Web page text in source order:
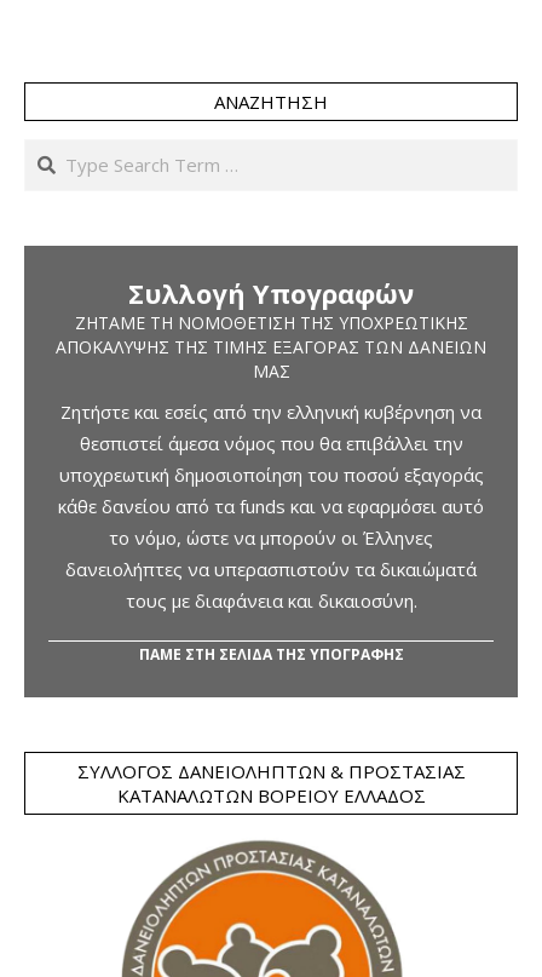
ΑΝΑΖΉΤΗΣΗ
Search
Συλλογή Υπογραφών
ΖΗΤΆΜΕ ΤΗ ΝΟΜΟΘΈΤΙΣΗ ΤΗΣ ΥΠΟΧΡΕΩΤΙΚΉΣ
ΑΠΟΚΆΛΥΨΗΣ ΤΗΣ ΤΙΜΉΣ ΕΞΑΓΟΡΆΣ ΤΩΝ ΔΑΝΕΊΩΝ
ΜΑΣ
Ζητήστε και εσείς από την ελληνική κυβέρνηση να
θεσπιστεί άμεσα νόμος που θα επιβάλλει την
υποχρεωτική δημοσιοποίηση του ποσού εξαγοράς
κάθε δανείου από τα funds και να εφαρμόσει αυτό
το νόμο, ώστε να μπορούν οι Έλληνες
δανειολήπτες να υπερασπιστούν τα δικαιώματά
τους με διαφάνεια και δικαιοσύνη.
ΠΑΜΕ ΣΤΗ ΣΕΛΙΔΑ ΤΗΣ ΥΠΟΓΡΑΦΗΣ
ΣΎΛΛΟΓΟΣ ΔΑΝΕΙΟΛΗΠΤΏΝ & ΠΡΟΣΤΑΣΊΑΣ
ΚΑΤΑΝΑΛΩΤΏΝ ΒΟΡΕΊΟΥ ΕΛΛΆΔΟΣ